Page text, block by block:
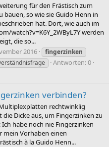
für den Frästisch zum
bauen, so wie sie Guido Henn in
hat. Dort, wie auch im
watch?v=K6Y_2WByL7Y werden
die so...
2016
fingerzinken
Antworten: 0
verbinden?
rechtwinklig
Dicke aus, um Fingerzinken zu
habe noch nie Fingerzinken
Vorhaben einen
à la Guido Henn...